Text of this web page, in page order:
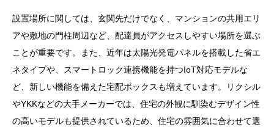
設置場所に関しては、玄関先だけでなく、マンションの共用エリ
アや敷地の門柱周辺など、配達員がアクセスしやすい場所を選ぶ
ことが重要です。また、近年は太陽光発電パネルを搭載した省エ
ネタイプや、スマートロック連携機能を持つIoT対応モデルな
ど、新しい機能を備えた宅配ボックスも増えています。リクシル
やYKKなどの大手メーカーでは、住宅の外観に馴染むデザイン性
の高いモデルも提供されているため、住宅の雰囲気に合わせて選